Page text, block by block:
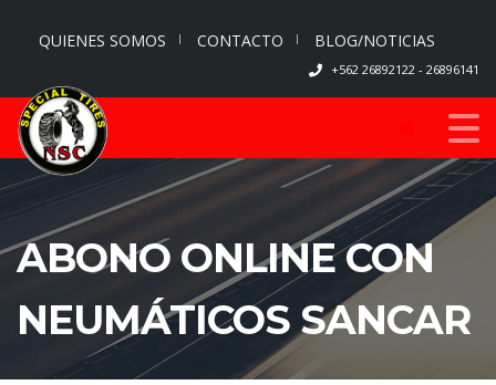
QUIENES SOMOS CONTACTO BLOG/NOTICIAS
+562 26892122 - 26896141
ABONO ONLINE CON
NEUMÁTICOS SANCAR